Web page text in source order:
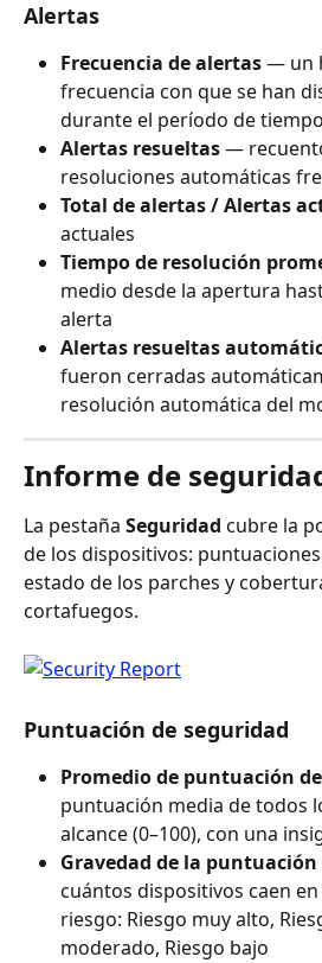
Alertas
Frecuencia de alertas — un
frecuencia con que se han
durante el período de
Alertas resueltas —
resoluciones automáticas
Total de alertas / Alertas
actuales
Tiempo de resolución
medio desde la apertura
alerta
Alertas resueltas
fueron cerradas
resolución automática del
Informe de
La pestaña Seguridad cubre la
de los dispositivos:
estado de los parches y
cortafuegos.
Puntuación de seguridad
Promedio de puntuación
puntuación media de todos
alcance (0–100), con una
Gravedad de la
cuántos dispositivos caen
riesgo: Riesgo muy alto,
moderado, Riesgo bajo